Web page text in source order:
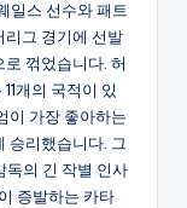
일스 선수와 패트
리그 경기에 선발
꺾었습니다. 허
개의 국적이 있
이 가장 좋아하는
승리했습니다. 그
독의 긴 작별 인사
증발하는 카타